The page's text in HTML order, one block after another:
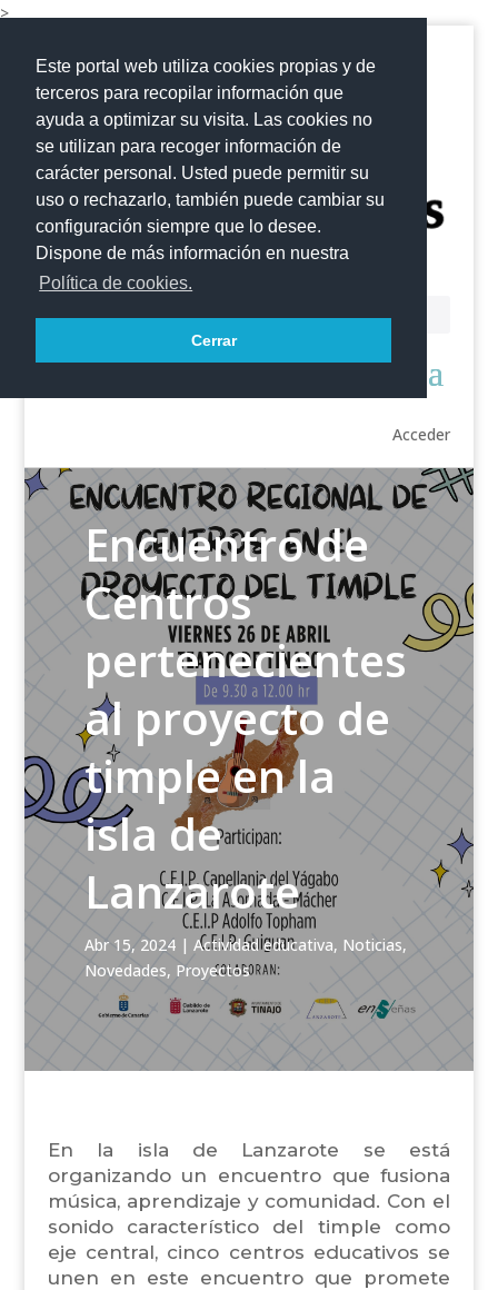
Este portal web utiliza cookies propias y de
terceros para recopilar información que
ayuda a optimizar su visita. Las cookies no
se utilizan para recoger información de
carácter personal. Usted puede permitir su
uso o rechazarlo, también puede cambiar su
configuración siempre que lo desee.
Dispone de más información en nuestra
Política de cookies.
Cerrar
>
Acceder
Encuentro de
Centros
pertenecientes
al proyecto de
timple en la
isla de
Lanzarote
Abr 15, 2024| Actividad educativa, Noticias,
Novedades, Proyectos
En la isla de Lanzarote se está
organizando un encuentro que fusiona
música, aprendizaje y comunidad. Con el
sonido característico del timple como
eje central, cinco centros educativos se
unen en este encuentro que promete